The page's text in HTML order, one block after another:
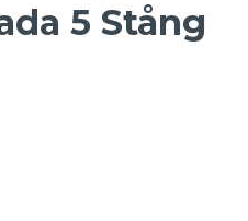
5 Stång